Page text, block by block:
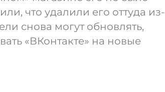
что удалили его оттуда из-
снова могут обновлять,
«ВКонтакте» на новые